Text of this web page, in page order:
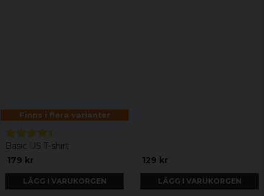
Finns i flera varianter
Basic US T-shirt
179 kr
LÄGG I VARUKORGEN
129 kr
LÄGG I VARUKORGEN